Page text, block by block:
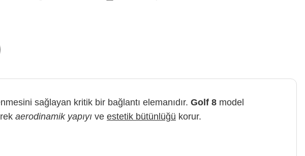
sağlayan kritik bir bağlantı elemanıdır. Golf 8 model
aerodinamik yapıyı ve estetik bütünlüğü korur.